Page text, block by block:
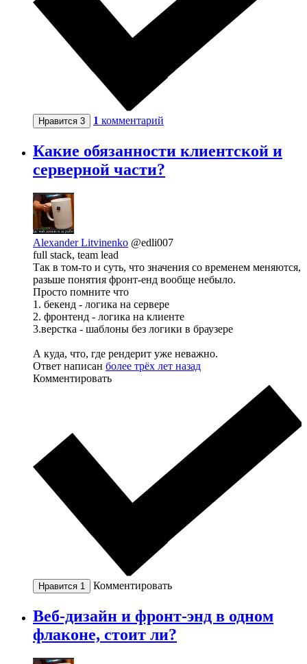
Нравится 3 1 комментарий
Какие обязанности клиентской и
серверной части?
Alexander Litvinenko @edli007
full stack, team lead
Так в том-то и суть, что значения со временем меняются,
разьше понятия фронт-енд вообще небыло.
Просто помните что
1. бекенд - логика на сервере
2. фронтенд - логика на клиенте
3.верстка - шаблоны без логики в браузере
А куда, что, где рендерит уже неважно.
Ответ написан более трёх лет назад
Комментировать
Нравится 1 Комментировать
Веб-дизайн и фронт-энд в одном
флаконе, стоит ли?